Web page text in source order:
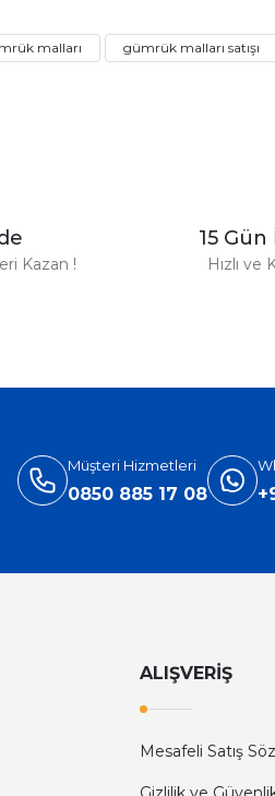
100 Ml
malları gümrük malları satışı
Kazan !
15
Hızlı ve
Müşteri Hizmetleri
0850 885 17 08
ALIŞVERİŞ
Mesafeli Satış